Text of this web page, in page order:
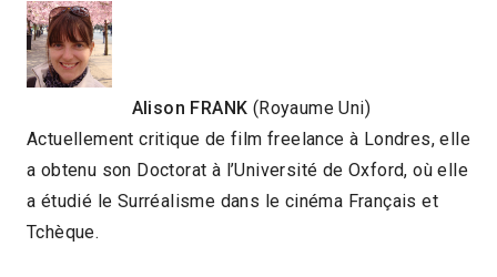
Alison FRANK (Royaume Uni)
Actuellement critique de film freelance à Londres, elle
a obtenu son Doctorat à l’Université de Oxford, où elle
a étudié le Surréalisme dans le cinéma Français et
Tchèque.